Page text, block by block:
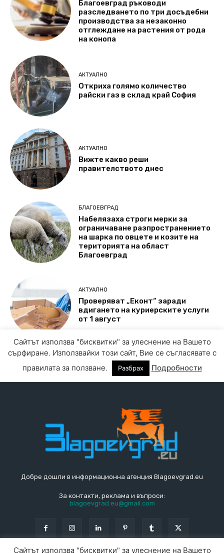
Добре дошли в информационна агенция Blagoevgrad.eu
За контакти, реклама и въпроси:
blagoevgrad.eu@gmail.com